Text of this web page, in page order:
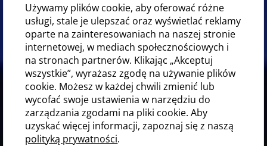
Używamy plików cookie, aby oferować różne
usługi, stale je ulepszać oraz wyświetlać reklamy
oparte na zainteresowaniach na naszej stronie
internetowej, w mediach społecznościowych i
na stronach partnerów. Klikając „Akceptuj
wszystkie”, wyrażasz zgodę na używanie plików
cookie. Możesz w każdej chwili zmienić lub
wycofać swoje ustawienia w narzędziu do
zarządzania zgodami na pliki cookie. Aby
uzyskać więcej informacji, zapoznaj się z naszą
polityką prywatności.